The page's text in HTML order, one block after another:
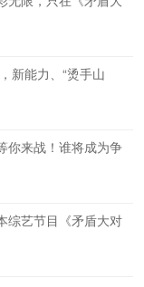
新能力、“烫手山
你来战！谁将成为争
综艺节目《矛盾大对